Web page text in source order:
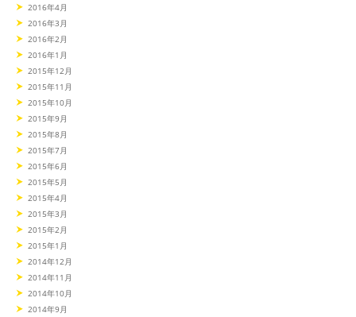
2016年4月
2016年3月
2016年2月
2016年1月
2015年12月
2015年11月
2015年10月
2015年9月
2015年8月
2015年7月
2015年6月
2015年5月
2015年4月
2015年3月
2015年2月
2015年1月
2014年12月
2014年11月
2014年10月
2014年9月